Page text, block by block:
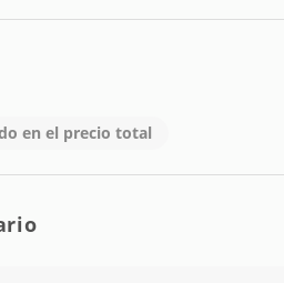
en el precio total